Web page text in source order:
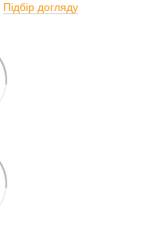
Підбір догляду